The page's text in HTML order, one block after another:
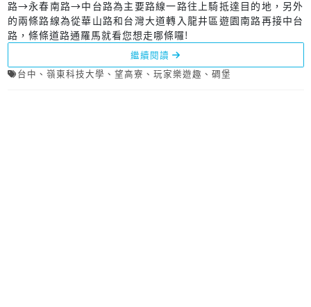
路→永春南路→中台路為主要路線一路往上騎抵達目的地，另外
的兩條路線為從華山路和台灣大道轉入龍井區遊園南路再接中台
路，條條道路通羅馬就看您想走哪條囉!
繼續閱讀
台中 、 嶺東科技大學 、 望高寮 、 玩家樂遊趣 、 碉堡